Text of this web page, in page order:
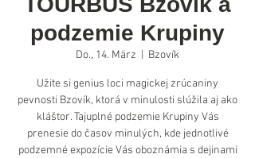
podzemie Krupiny
Do., 14. März Bzovík
Užite si genius loci magickej zrúcaniny
pevnosti Bzovík, ktorá v minulosti slúžila aj ako
kláštor. Tajuplné podzemie Krupiny Vás
prenesie do časov minulých, kde jednotlivé
podzemné expozície Vás oboznámia s dejinami